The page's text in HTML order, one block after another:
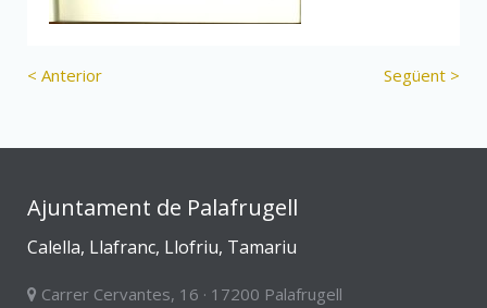
< Anterior Següent >
Ajuntament de Palafrugell
Calella, Llafranc, Llofriu, Tamariu
Carrer Cervantes, 16 · 17200 Palafrugell